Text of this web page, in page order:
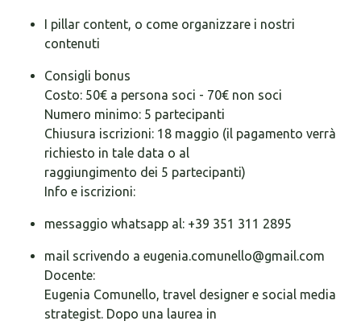
I pillar content, o come organizzare i nostri
contenuti
Consigli bonus
Costo: 50€ a persona soci - 70€ non soci
Numero minimo: 5 partecipanti
Chiusura iscrizioni: 18 maggio (il pagamento verrà
richiesto in tale data o al
raggiungimento dei 5 partecipanti)
Info e iscrizioni:
messaggio whatsapp al: +39 351 311 2895
mail scrivendo a eugenia.comunello@gmail.com
Docente:
Eugenia Comunello, travel designer e social media
strategist. Dopo una laurea in